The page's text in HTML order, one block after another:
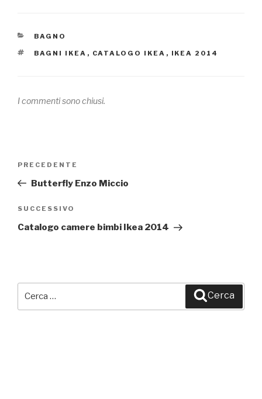
CATEGORIE
BAGNO
TAG
BAGNI IKEA , CATALOGO IKEA , IKEA 2014
I commenti sono chiusi.
Articolo
precedente:
PRECEDENTE
Butterfly Enzo Miccio
Articolo
successivo
SUCCESSIVO
Catalogo camere bimbi Ikea 2014
Cerca